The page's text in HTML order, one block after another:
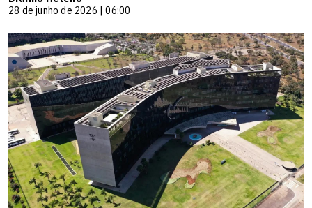
28 de junho de 2026 | 06:00